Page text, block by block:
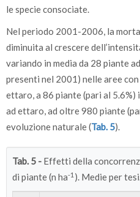
le specie consociate.
Nel periodo 2001-2006, la
diminuita al crescere
variando in media da 28 piante
presenti nel 2001) nelle aree
ettaro, a 86 piante (pari al
ad ettaro, ad oltre 980 piante
evoluzione naturale (Tab. 5).
Tab. 5 - Effetti della
di piante (n ha-1 ). Medie per